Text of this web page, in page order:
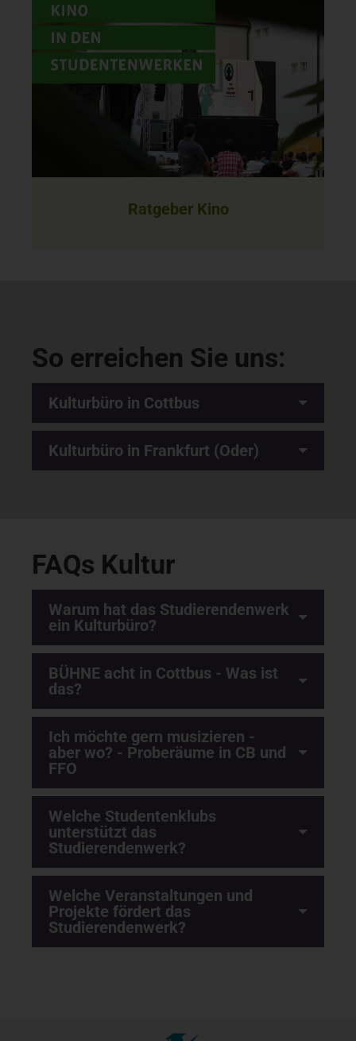
Ratgeber Kino
So erreichen Sie uns:
Kulturbüro in Cottbus
Kulturbüro in Frankfurt (Oder)
FAQs Kultur
Warum hat das Studierendenwerk
ein Kulturbüro?
BÜHNE acht in Cottbus - Was ist
das?
Ich möchte gern musizieren -
aber wo? - Proberäume in CB und
FFO
Welche Studentenklubs
unterstützt das
Studierendenwerk?
Welche Veranstaltungen und
Projekte fördert das
Studierendenwerk?